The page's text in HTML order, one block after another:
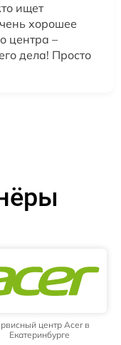
ищет
хорошее
центра –
дела! Просто
центр Acer в
Екатеринбурге